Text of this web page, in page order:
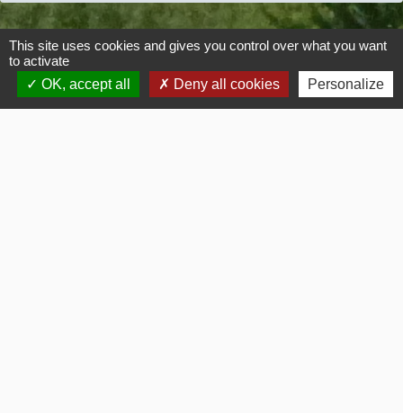
Contacts
SYMISOA
This site uses cookies and gives you control over what you want
to activate
OK, accept all
Deny all cookies Personalize